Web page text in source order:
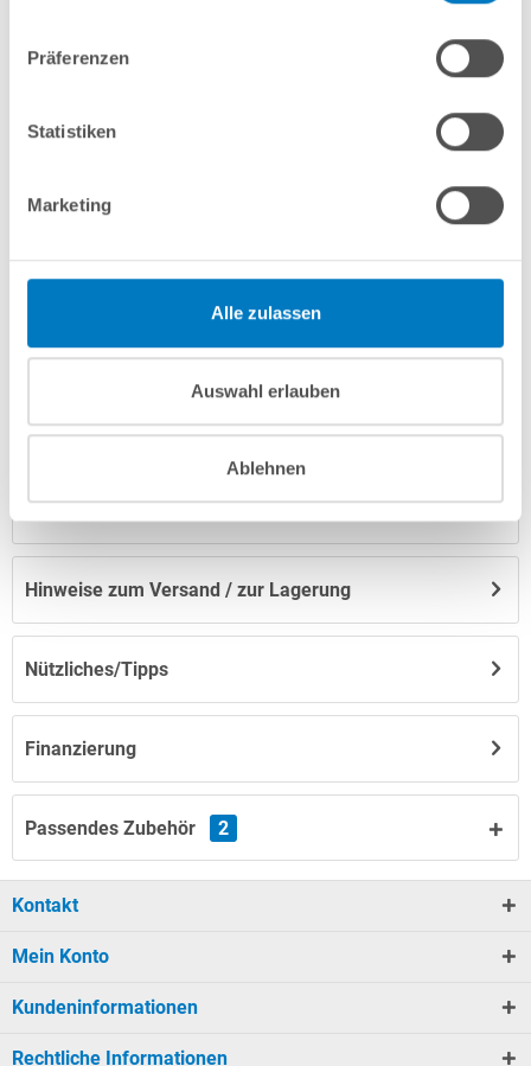
Präferenzen
Statistiken
Marketing
Alle zulassen
Auswahl erlauben
Ablehnen
Produktbeschreibung
Finanzierung
Herstellerangaben
Anleitungen/Datenblätter
Hinweise zum Versand / zur Lagerung
Nützliches/Tipps
Passendes Zubehör 2
Kontakt
Mein Konto
Kundeninformationen
Rechtliche Informationen